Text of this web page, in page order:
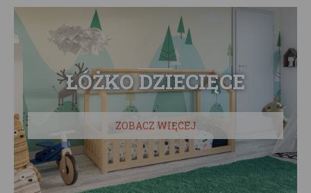
ŁÓŻKO DZIECIĘCE
ZOBACZ WIĘCEJ